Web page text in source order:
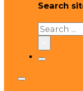
Search
Search